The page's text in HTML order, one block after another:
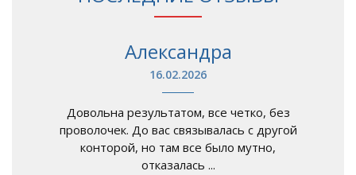
Александра
16.02.2026
Довольна результатом, все четко, без
проволочек. До вас связывалась с другой
конторой, но там все было мутно,
отказалась ...